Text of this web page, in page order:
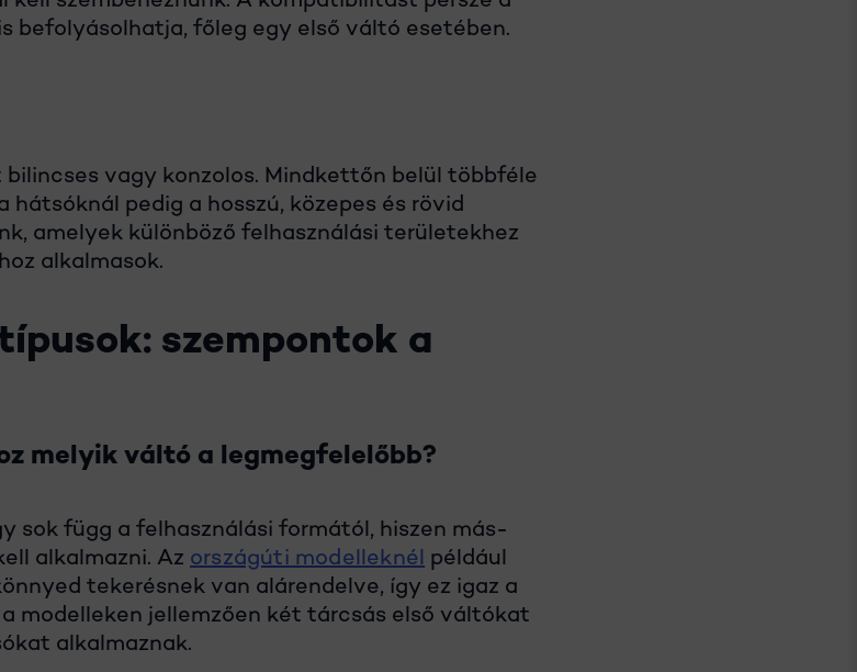
befolyásolhatja, főleg egy első váltó esetében.
vagy konzolos. Mindkettőn belül többféle
pedig a hosszú, közepes és rövid
amelyek különböző felhasználási területekhez
alkalmasok.
szempontok a
melyik váltó a legmegfelelőbb?
sok függ a felhasználási formától, hiszen más-
alkalmazni. Az országúti modelleknél például
tekerésnek van alárendelve, így ez igaz a
modelleken jellemzően két tárcsás első váltókat
alkalmaznak.